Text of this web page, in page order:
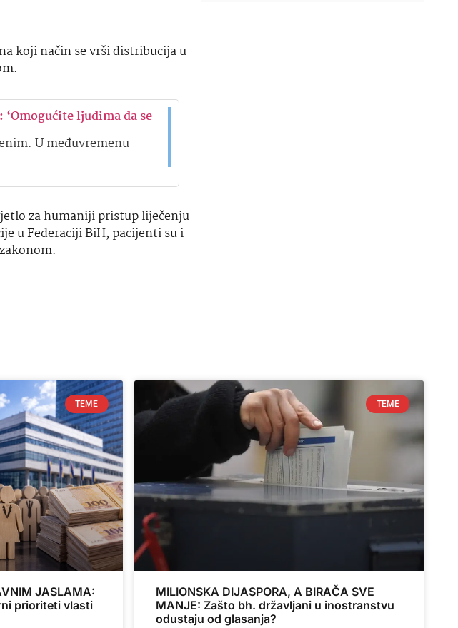
koji način se vrši distribucija u
‘Omogućite ljudima da se
U međuvremenu
za humaniji pristup liječenju
u Federaciji BiH, pacijenti su i
TEME
JASLAMA:
prioriteti vlasti
TEME
MILIONSKA DIJASPORA, A BIRAČA SVE
MANJE: Zašto bh. državljani u inostranstvu
odustaju od glasanja?